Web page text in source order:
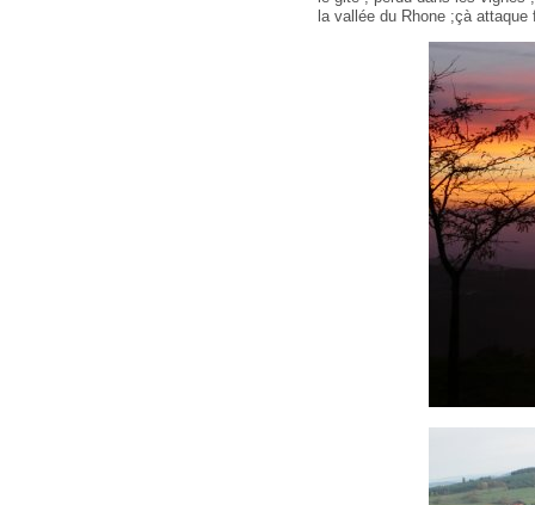
la vallée du Rhone ;çà attaque